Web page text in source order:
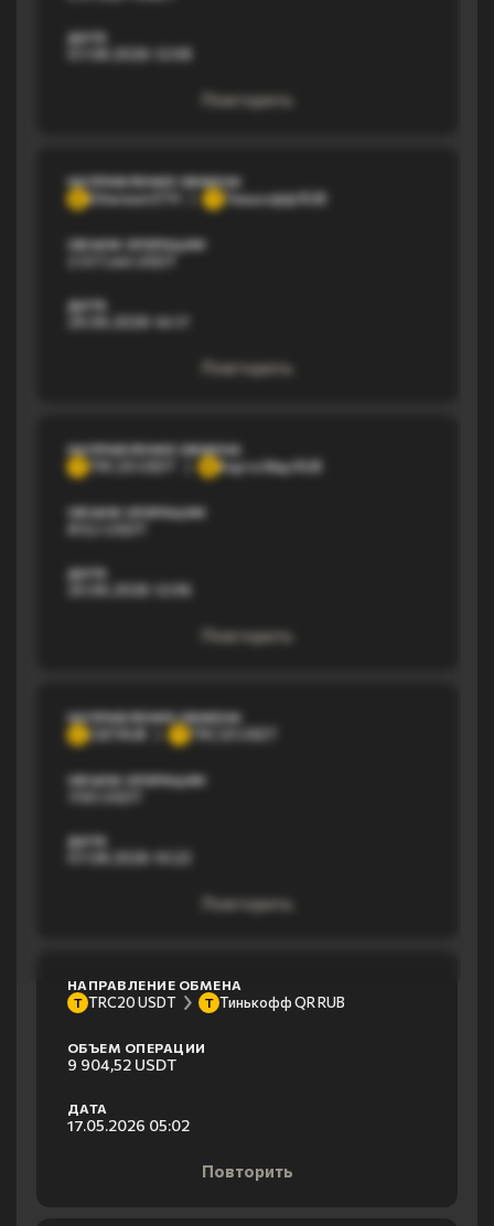
ДАТА
07.08.2026 12:08
Повторить
НАПРАВЛЕНИЕ ОБМЕНА
Ethereum ETH Тинькофф RUB
ОБЪЕМ ОПЕРАЦИИ
2 077,44 USDT
ДАТА
29.06.2026 14:17
Повторить
НАПРАВЛЕНИЕ ОБМЕНА
T
Карта Мир RUB
ОБЪЕМ ОПЕРАЦИИ
ДАТА
20.06.2026 12:06
Повторить
НАПРАВЛЕНИЕ ОБМЕНА
СБП RUB T
ОБЪЕМ ОПЕРАЦИИ
ДАТА
07.08.2026 10:22
Повторить
НАПРАВЛЕНИЕ ОБМЕНА
T TRC20 USDT Т Тинькофф QR RUB
ОБЪЕМ ОПЕРАЦИИ
9 904,52 USDT
ДАТА
17.05.2026 05:02
Повторить